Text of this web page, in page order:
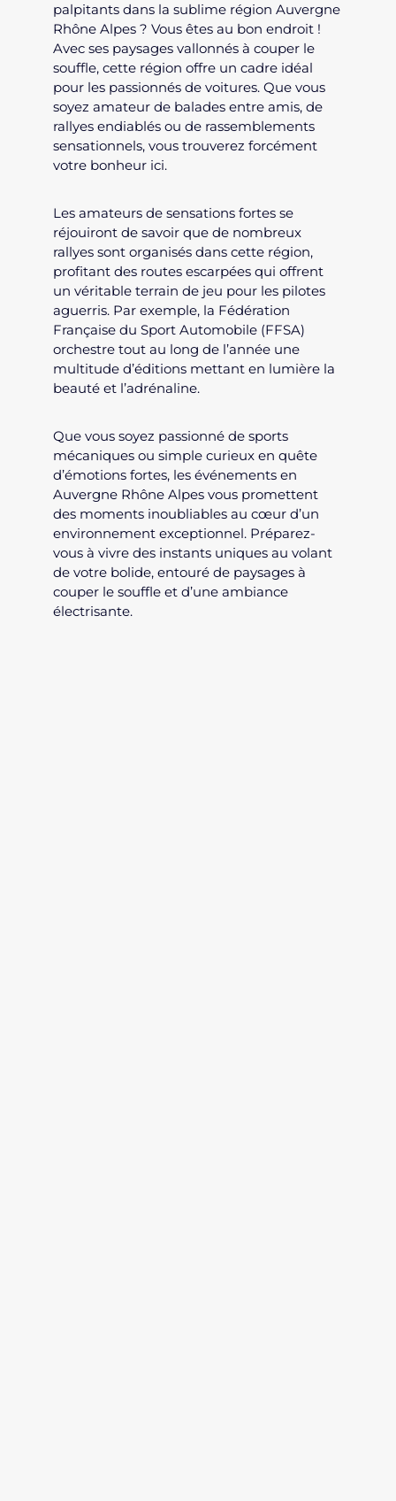
palpitants dans la sublime région Auvergne
Rhône Alpes ? Vous êtes au bon endroit !
Avec ses paysages vallonnés à couper le
souffle, cette région offre un cadre idéal
pour les passionnés de voitures. Que vous
soyez amateur de balades entre amis, de
rallyes endiablés ou de rassemblements
sensationnels, vous trouverez forcément
votre bonheur ici.
Les amateurs de sensations fortes se
réjouiront de savoir que de nombreux
rallyes sont organisés dans cette région,
profitant des routes escarpées qui offrent
un véritable terrain de jeu pour les pilotes
aguerris. Par exemple, la Fédération
Française du Sport Automobile (FFSA)
orchestre tout au long de l’année une
multitude d’éditions mettant en lumière la
beauté et l’adrénaline.
Que vous soyez passionné de sports
mécaniques ou simple curieux en quête
d’émotions fortes, les événements en
Auvergne Rhône Alpes vous promettent
des moments inoubliables au cœur d’un
environnement exceptionnel. Préparez-
vous à vivre des instants uniques au volant
de votre bolide, entouré de paysages à
couper le souffle et d’une ambiance
électrisante.